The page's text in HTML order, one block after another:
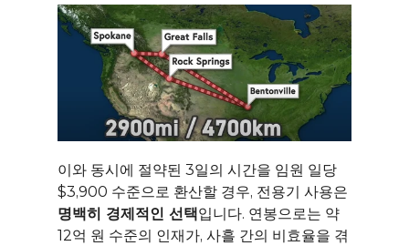
이와 동시에 절약된 3일의 시간을 임원 일당
명백히 경제적인 선택입니다. 연봉으로는 약
12억 원 수준의 인재가, 사흘 간의 비효율을 겪